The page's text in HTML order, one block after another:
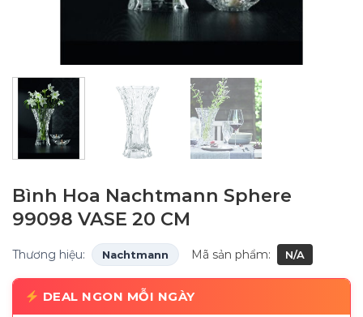
Bình Hoa Nachtmann Sphere
99098 VASE 20 CM
Thương hiệu: Nachtmann Mã sản phẩm: N/A
DEAL NGON MỖI NGÀY